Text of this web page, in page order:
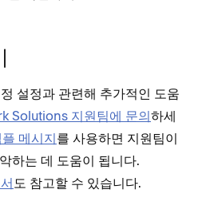
설정과 관련해 추가적인 도움
Solutions 지원팀에 문의하세
메시지를 사용하면 지원팀이
하는 데 도움이 됩니다.
도 참고할 수 있습니다.